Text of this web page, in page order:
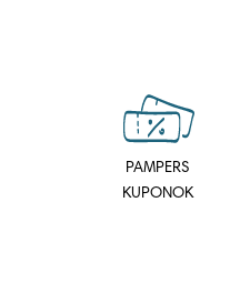
PAMPERS
KUPONOK